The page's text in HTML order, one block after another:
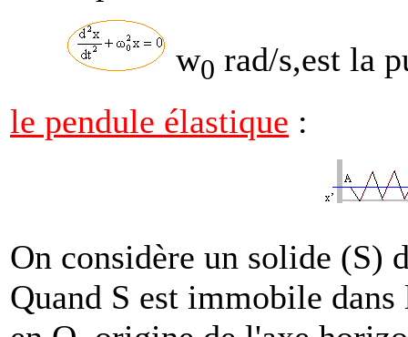
w0 rad/s,est la
le pendule élastique :
On considère un solide (S)
Quand S est immobile